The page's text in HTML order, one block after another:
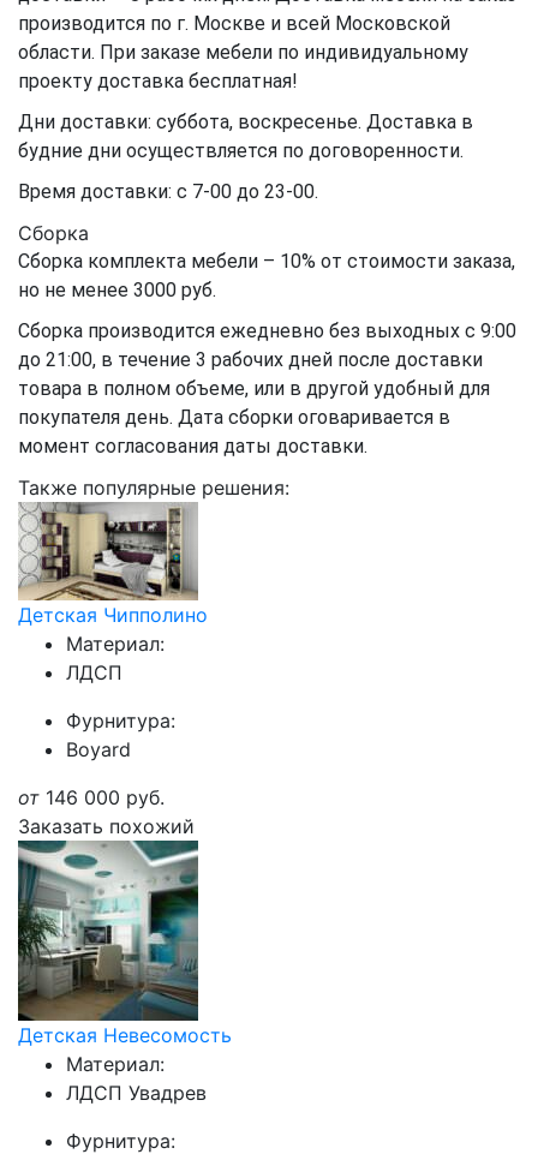
производится по г. Москве и всей Московской
области. При заказе мебели по индивидуальному
проекту доставка бесплатная!
Дни доставки: суббота, воскресенье. Доставка в
будние дни осуществляется по договоренности.
Время доставки: с 7-00 до 23-00.
Сборка
Сборка комплекта мебели – 10% от стоимости заказа,
но не менее 3000 руб.
Сборка производится ежедневно без выходных с 9:00
до 21:00, в течение 3 рабочих дней после доставки
товара в полном объеме, или в другой удобный для
покупателя день. Дата сборки оговаривается в
момент согласования даты доставки.
Также популярные решения:
Детская Чипполино
Материал:
ЛДСП
Фурнитура:
Boyard
от 146 000 руб.
Заказать похожий
Детская Невесомость
Материал:
ЛДСП Увадрев
Фурнитура: